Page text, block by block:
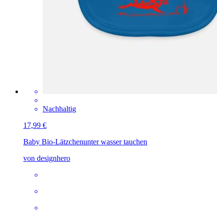
Nachhaltig
17,99 €
Baby Bio-Lätzchenunter wasser tauchen
von designhero